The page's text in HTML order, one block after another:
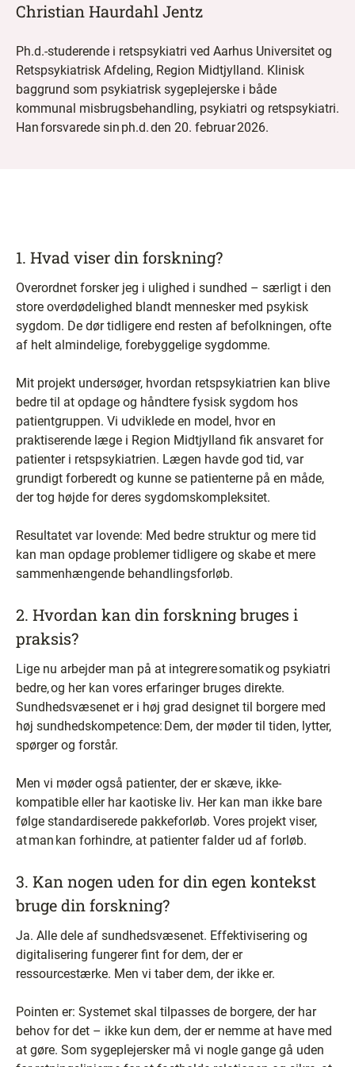
Christian Haurdahl Jentz
Ph.d.-studerende i retspsykiatri ved Aarhus Universitet og
Retspsykiatrisk Afdeling, Region Midtjylland. Klinisk
baggrund som psykiatrisk sygeplejerske i både
kommunal misbrugsbehandling, psykiatri og retspsykiatri.
Han forsvarede sin ph.d. den 20. februar 2026.
1. Hvad viser din forskning?
Overordnet forsker jeg i ulighed i sundhed – særligt i den
store overdødelighed blandt mennesker med psykisk
sygdom. De dør tidligere end resten af befolkningen, ofte
af helt almindelige, forebyggelige sygdomme.
Mit projekt undersøger, hvordan retspsykiatrien kan blive
bedre til at opdage og håndtere fysisk sygdom hos
patientgruppen. Vi udviklede en model, hvor en
praktiserende læge i Region Midtjylland fik ansvaret for
patienter i retspsykiatrien. Lægen havde god tid, var
grundigt forberedt og kunne se patienterne på en måde,
der tog højde for deres sygdomskompleksitet.
Resultatet var lovende: Med bedre struktur og mere tid
kan man opdage problemer tidligere og skabe et mere
sammenhængende behandlingsforløb.
2. Hvordan kan din forskning bruges i
praksis?
Lige nu arbejder man på at integrere somatik og psykiatri
bedre, og her kan vores erfaringer bruges direkte.
Sundhedsvæsenet er i høj grad designet til borgere med
høj sundhedskompetence: Dem, der møder til tiden, lytter,
spørger og forstår.
Men vi møder også patienter, der er skæve, ikke-
kompatible eller har kaotiske liv. Her kan man ikke bare
følge standardiserede pakkeforløb. Vores projekt viser,
at man kan forhindre, at patienter falder ud af forløb.
3. Kan nogen uden for din egen kontekst
bruge din forskning?
Ja. Alle dele af sundhedsvæsenet. Effektivisering og
digitalisering fungerer fint for dem, der er
ressourcestærke. Men vi taber dem, der ikke er.
Pointen er: Systemet skal tilpasses de borgere, der har
behov for det – ikke kun dem, der er nemme at have med
at gøre. Som sygeplejersker må vi nogle gange gå uden